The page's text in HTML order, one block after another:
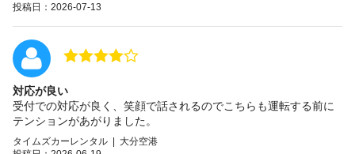
投稿日：2026-07-13
対応が良い
受付での対応が良く、笑顔で話されるのでこちらも運転する前に
テンションがあがりました。
タイムズカーレンタル | 大分空港